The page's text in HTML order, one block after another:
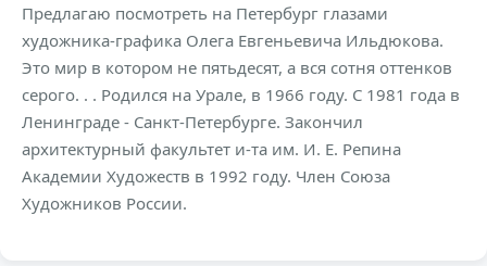
Предлагаю посмотреть на Петербург глазами
художника-графика Олега Евгеньевича Ильдюкова.
Это мир в котором не пятьдесят, а вся сотня оттенков
серого. . . Родился на Урале, в 1966 году. С 1981 года в
Ленинграде - Санкт-Петербурге. Закончил
архитектурный факультет и-та им. И. Е. Репина
Академии Художеств в 1992 году. Член Союза
Художников России.